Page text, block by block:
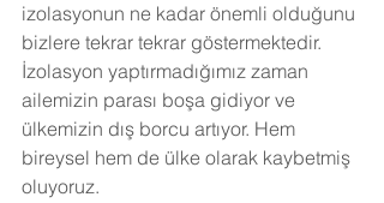
izolasyonun ne kadar önemli olduğunu
bizlere tekrar tekrar göstermektedir.
İzolasyon yaptırmadığımız zaman
ailemizin parası boşa gidiyor ve
ülkemizin dış borcu artıyor. Hem
bireysel hem de ülke olarak kaybetmiş
oluyoruz.